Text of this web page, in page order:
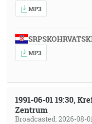
MP3
MP3
1991-06-01 19:30,
Zentrum
Broadcasted: 2026-08-